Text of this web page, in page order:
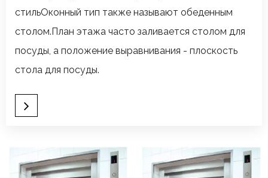
стильОконный тип также называют обеденным
столом.План этажа часто заливается столом для
посуды, а положение выравнивания - плоскость
стола для посуды.